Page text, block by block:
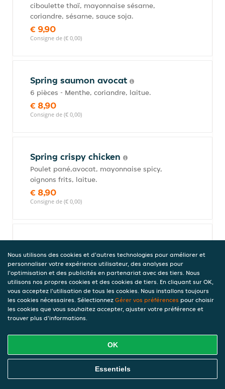
ciboulette thaï, mayonnaise sésame,
coriandre, sésame, sauce soja.
€ 9,90
Consigne de (€ 0,00)
Spring saumon avocat
6 pièces - Menthe, coriandre, laitue.
€ 8,90
Consigne de (€ 0,00)
Spring crispy chicken
Poulet pané,avocat, mayonnaise spicy,
oignons frits, laitue.
€ 8,90
Consigne de (€ 0,00)
Spring concombre cheese
Concombre, cream cheese, laitue
€ 7,50
Consigne de (€ 0,00)
Sushi (2 pièces)
Sushi thon teriyaki
Thon snacké, sauce teriyaki, sésame.
Commandez En Ligne
Nous utilisons des cookies et d'autres technologies pour améliorer et
personnaliser votre expérience utilisateur, des analyses pour
l'optimisation et des publicités en partenariat avec des tiers. Nous
utilisons nos propres cookies et des cookies de tiers. En cliquant sur OK,
vous acceptez l'utilisation de tous les cookies. Nous installons toujours
les cookies nécessaires. Sélectionnez Gérer vos préférences pour choisir
les cookies que vous souhaitez accepter, ajuster votre préférence et
trouver plus d'informations.
OK
Essentiels